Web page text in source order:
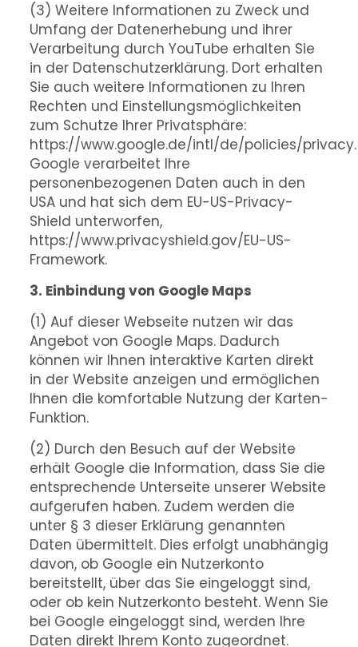
(3) Weitere Informationen zu Zweck und
Umfang der Datenerhebung und ihrer
Verarbeitung durch YouTube erhalten Sie
in der Datenschutzerklärung. Dort erhalten
Sie auch weitere Informationen zu Ihren
Rechten und Einstellungsmöglichkeiten
zum Schutze Ihrer Privatsphäre:
https://www.google.de/intl/de/policies/privacy.
Google verarbeitet Ihre
personenbezogenen Daten auch in den
USA und hat sich dem EU-US-Privacy-
Shield unterworfen,
https://www.privacyshield.gov/EU-US-
Framework.
3. Einbindung von Google Maps
(1) Auf dieser Webseite nutzen wir das
Angebot von Google Maps. Dadurch
können wir Ihnen interaktive Karten direkt
in der Website anzeigen und ermöglichen
Ihnen die komfortable Nutzung der Karten-
Funktion.
(2) Durch den Besuch auf der Website
erhält Google die Information, dass Sie die
entsprechende Unterseite unserer Website
aufgerufen haben. Zudem werden die
unter § 3 dieser Erklärung genannten
Daten übermittelt. Dies erfolgt unabhängig
davon, ob Google ein Nutzerkonto
bereitstellt, über das Sie eingeloggt sind,
oder ob kein Nutzerkonto besteht. Wenn Sie
bei Google eingeloggt sind, werden Ihre
Daten direkt Ihrem Konto zugeordnet.